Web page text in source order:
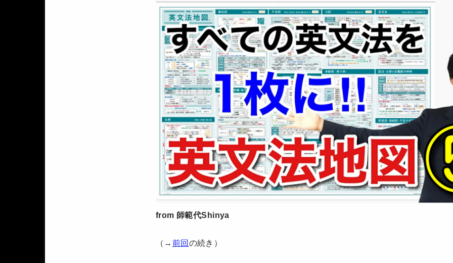
from 師範代Shinya
（→ 前回の続き）